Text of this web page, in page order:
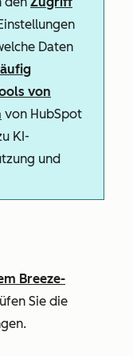
Daten
von
von HubSpot
KI-
und
Breeze-
Sie die